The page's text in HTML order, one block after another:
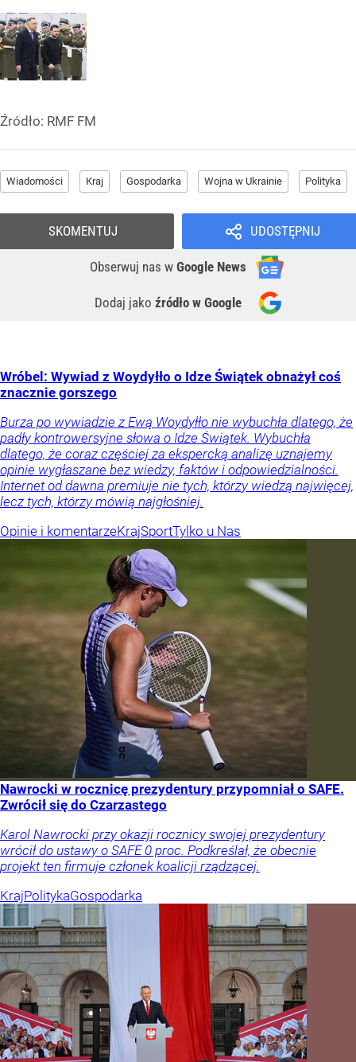
Źródło: RMF FM
Wiadomości Kraj Gospodarka Wojna w Ukrainie Polityka
UDOSTĘPNIJ
Obserwuj nas w Google News
Dodaj jako źródło w Google
SKOMENTUJ
Wróbel: Wywiad z Woydyłło o Idze Świątek obnażył coś
znacznie gorszego
Burza po wywiadzie z Ewą Woydyłło nie wybuchła dlatego, że
padły kontrowersyjne słowa o Idze Świątek. Wybuchła
dlatego, że coraz częściej za ekspercką analizę uznajemy
opinie wygłaszane bez wiedzy, faktów i odpowiedzialności.
Internet od dawna premiuje nie tych, którzy wiedzą najwięcej,
lecz tych, którzy mówią najgłośniej.
Opinie i komentarzeKrajSportTylko u Nas
Nawrocki w rocznicę prezydentury przypomniał o SAFE.
Zwrócił się do Czarzastego
Karol Nawrocki przy okazji rocznicy swojej prezydentury
wrócił do ustawy o SAFE 0 proc. Podkreślał, że obecnie
projekt ten firmuje członek koalicji rządzącej.
KrajPolitykaGospodarka